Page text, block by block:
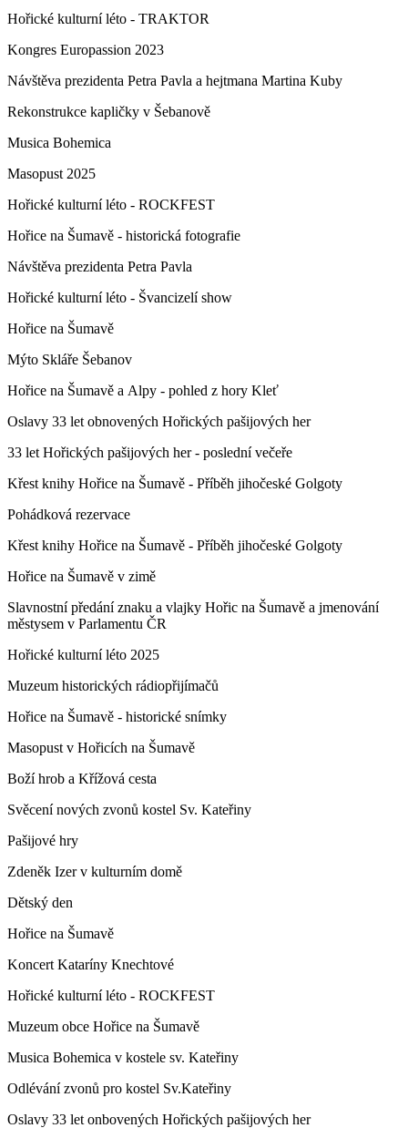
Hořické kulturní léto - TRAKTOR
Kongres Europassion 2023
Návštěva prezidenta Petra Pavla a hejtmana Martina Kuby
Rekonstrukce kapličky v Šebanově
Musica Bohemica
Masopust 2025
Hořické kulturní léto - ROCKFEST
Hořice na Šumavě - historická fotografie
Návštěva prezidenta Petra Pavla
Hořické kulturní léto - Švancizelí show
Hořice na Šumavě
Mýto Skláře Šebanov
Hořice na Šumavě a Alpy - pohled z hory Kleť
Oslavy 33 let obnovených Hořických pašijových her
33 let Hořických pašijových her - poslední večeře
Křest knihy Hořice na Šumavě - Příběh jihočeské Golgoty
Pohádková rezervace
Křest knihy Hořice na Šumavě - Příběh jihočeské Golgoty
Hořice na Šumavě v zimě
Slavnostní předání znaku a vlajky Hořic na Šumavě a jmenování
městysem v Parlamentu ČR
Hořické kulturní léto 2025
Muzeum historických rádiopřijímačů
Hořice na Šumavě - historické snímky
Masopust v Hořicích na Šumavě
Boží hrob a Křížová cesta
Svěcení nových zvonů kostel Sv. Kateřiny
Pašijové hry
Zdeněk Izer v kulturním domě
Dětský den
Hořice na Šumavě
Koncert Kataríny Knechtové
Hořické kulturní léto - ROCKFEST
Muzeum obce Hořice na Šumavě
Musica Bohemica v kostele sv. Kateřiny
Odlévání zvonů pro kostel Sv.Kateřiny
Oslavy 33 let onbovených Hořických pašijových her